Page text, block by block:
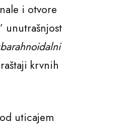
i otvore
unutrašnjost
krvnih
uticajem